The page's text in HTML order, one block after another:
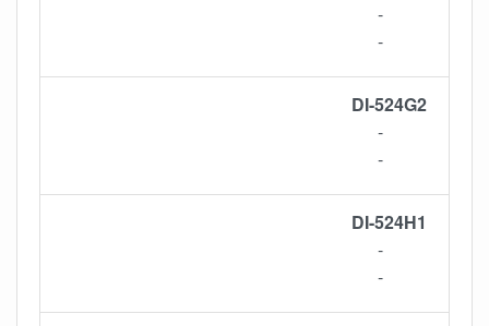
-
-
DI-524G2
-
-
DI-524H1
-
-